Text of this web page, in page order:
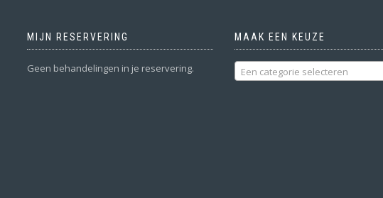
MIJN RESERVERING
Geen behandelingen in je reservering.
MAAK EEN KEUZE
Een categorie selecteren